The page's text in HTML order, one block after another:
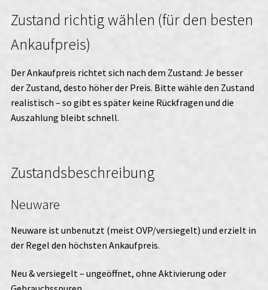
Zustand richtig wählen (für den besten
Ankaufpreis)
Der Ankaufpreis richtet sich nach dem Zustand: Je besser
der Zustand, desto höher der Preis. Bitte wähle den Zustand
realistisch – so gibt es später keine Rückfragen und die
Auszahlung bleibt schnell.
Zustandsbeschreibung
Neuware
Neuware ist unbenutzt (meist OVP/versiegelt) und erzielt in
der Regel den höchsten Ankaufpreis.
Neu & versiegelt – ungeöffnet, ohne Aktivierung oder